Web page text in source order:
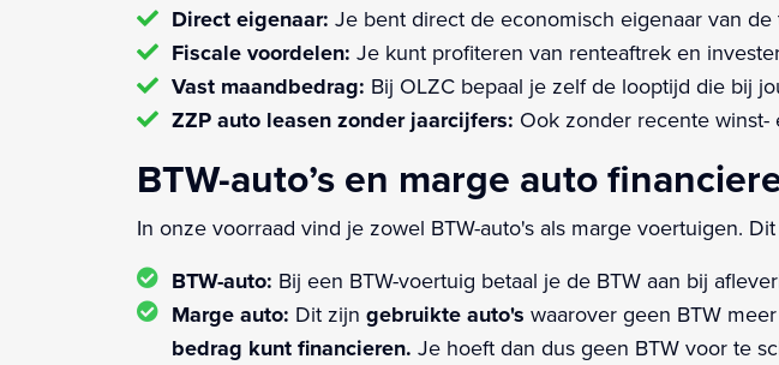
Direct eigenaar: Je bent direct de economisch eigenaar van de
Fiscale voordelen: Je kunt profiteren van renteaftrek en
Vast maandbedrag: Bij OLZC bepaal je zelf de looptijd die bij
ZZP auto leasen zonder jaarcijfers: Ook zonder recente
BTW-auto’s en marge auto
In onze voorraad vind je zowel BTW-auto's als marge voertuigen.
BTW-auto: Bij een BTW-voertuig betaal je de BTW aan bij
Marge auto: Dit zijn gebruikte auto's waarover geen BTW
bedrag kunt financieren. Je hoeft dan dus geen BTW voor te